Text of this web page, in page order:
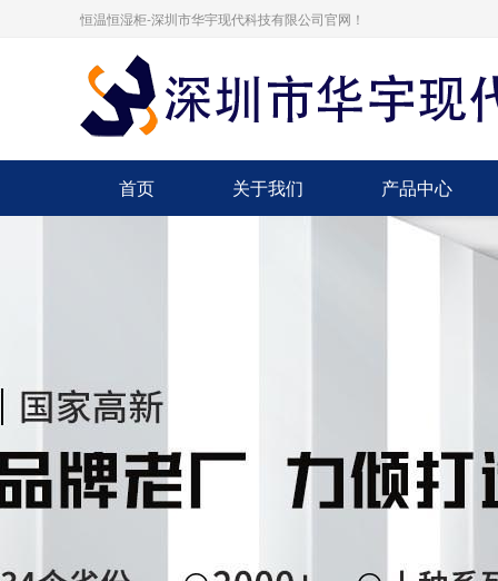
恒温恒湿柜-深圳市华宇现代科技有限公司官网！
首页 关于我们 产品中心